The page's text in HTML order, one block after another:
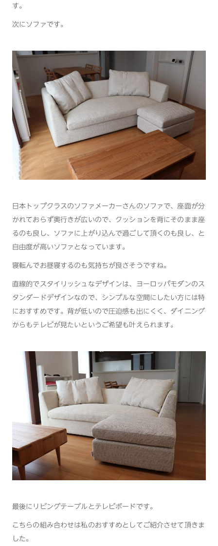
す。
次にソファです。
日本トップクラスのソファメーカーさんのソファで、座面が分
かれておらず奥行きが広いので、クッションを背にそのまま座
るのも良し、ソファに上がり込んで過ごして頂くのも良し、と
自由度が高いソファとなっています。
寝転んでお昼寝するのも気持ちが良さそうですね。
直線的でスタイリッシュなデザインは、ヨーロッパモダンのス
タンダードデザインなので、シンプルな空間にしたい方には特
におすすめです。背が低いので圧迫感も出にくく、ダイニング
からもテレビが見たいというご希望も叶えられます。
最後にリビングテーブルとテレビボードです。
こちらの組み合わせは私のおすすめとしてご紹介させて頂きま
した。